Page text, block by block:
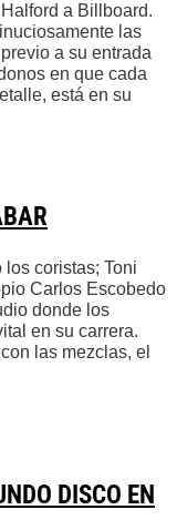
a Billboard.
las
a su entrada
en que cada
está en su
coristas; Toni
Carlos Escobedo
donde los
en su carrera.
las mezclas, el
DISCO EN